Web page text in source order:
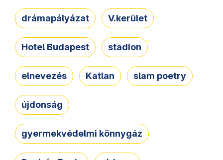
drámapályázat V.kerület
Hotel Budapest stadion
elnevezés Katlan slam poetry
újdonság
gyermekvédelmi könnygáz